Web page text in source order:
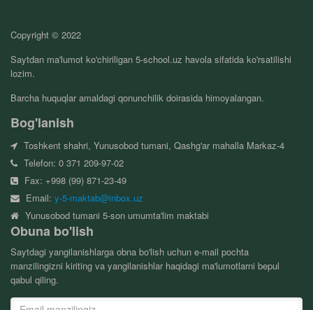
Copyright © 2022
Saytdan ma'lumot ko'chiriligan 5-school.uz havola sifatida ko'rsatilishi
lozim.
Barcha huquqlar amaldagi qonunchilik doirasida himoyalangan.
Bog'lanish
Toshkent shahri, Yunusobod tumani, Qashg'ar mahalla Markaz-4
Telefon: 0 371 209-97-02
Fax: +998 (99) 871-23-49
Email:y-5-maktab@inbox.uz
Yunusobod tumani 5-son umumta'lim maktabi
Obuna bo'lish
Saytdagi yangilanishlarga obna bo'lish uchun e-mail pochta
manzilingizni kiriting va yangilanishlar haqidagi ma'lumotlarni bepul
qabul qiling.